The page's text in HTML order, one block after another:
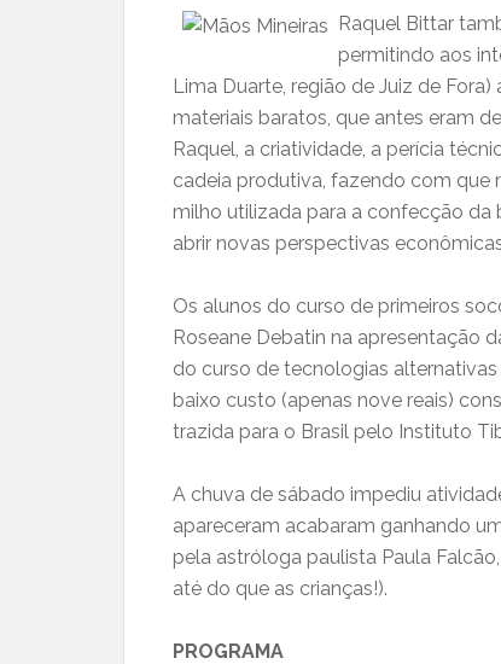
Raquel Bittar
permitindo aos
Lima Duarte, região de Juiz de
materiais baratos, que antes eram
Raquel, a criatividade, a perícia
cadeia produtiva, fazendo com que
milho utilizada para a confecção
abrir novas perspectivas
Os alunos do curso de primeiros
Roseane Debatin na apresentação
do curso de tecnologias
baixo custo (apenas nove reais)
trazida para o Brasil pelo Instituto
A chuva de sábado impediu
apareceram acabaram ganhando
pela astróloga paulista Paula
até do que as crianças!).
PROGRAMA